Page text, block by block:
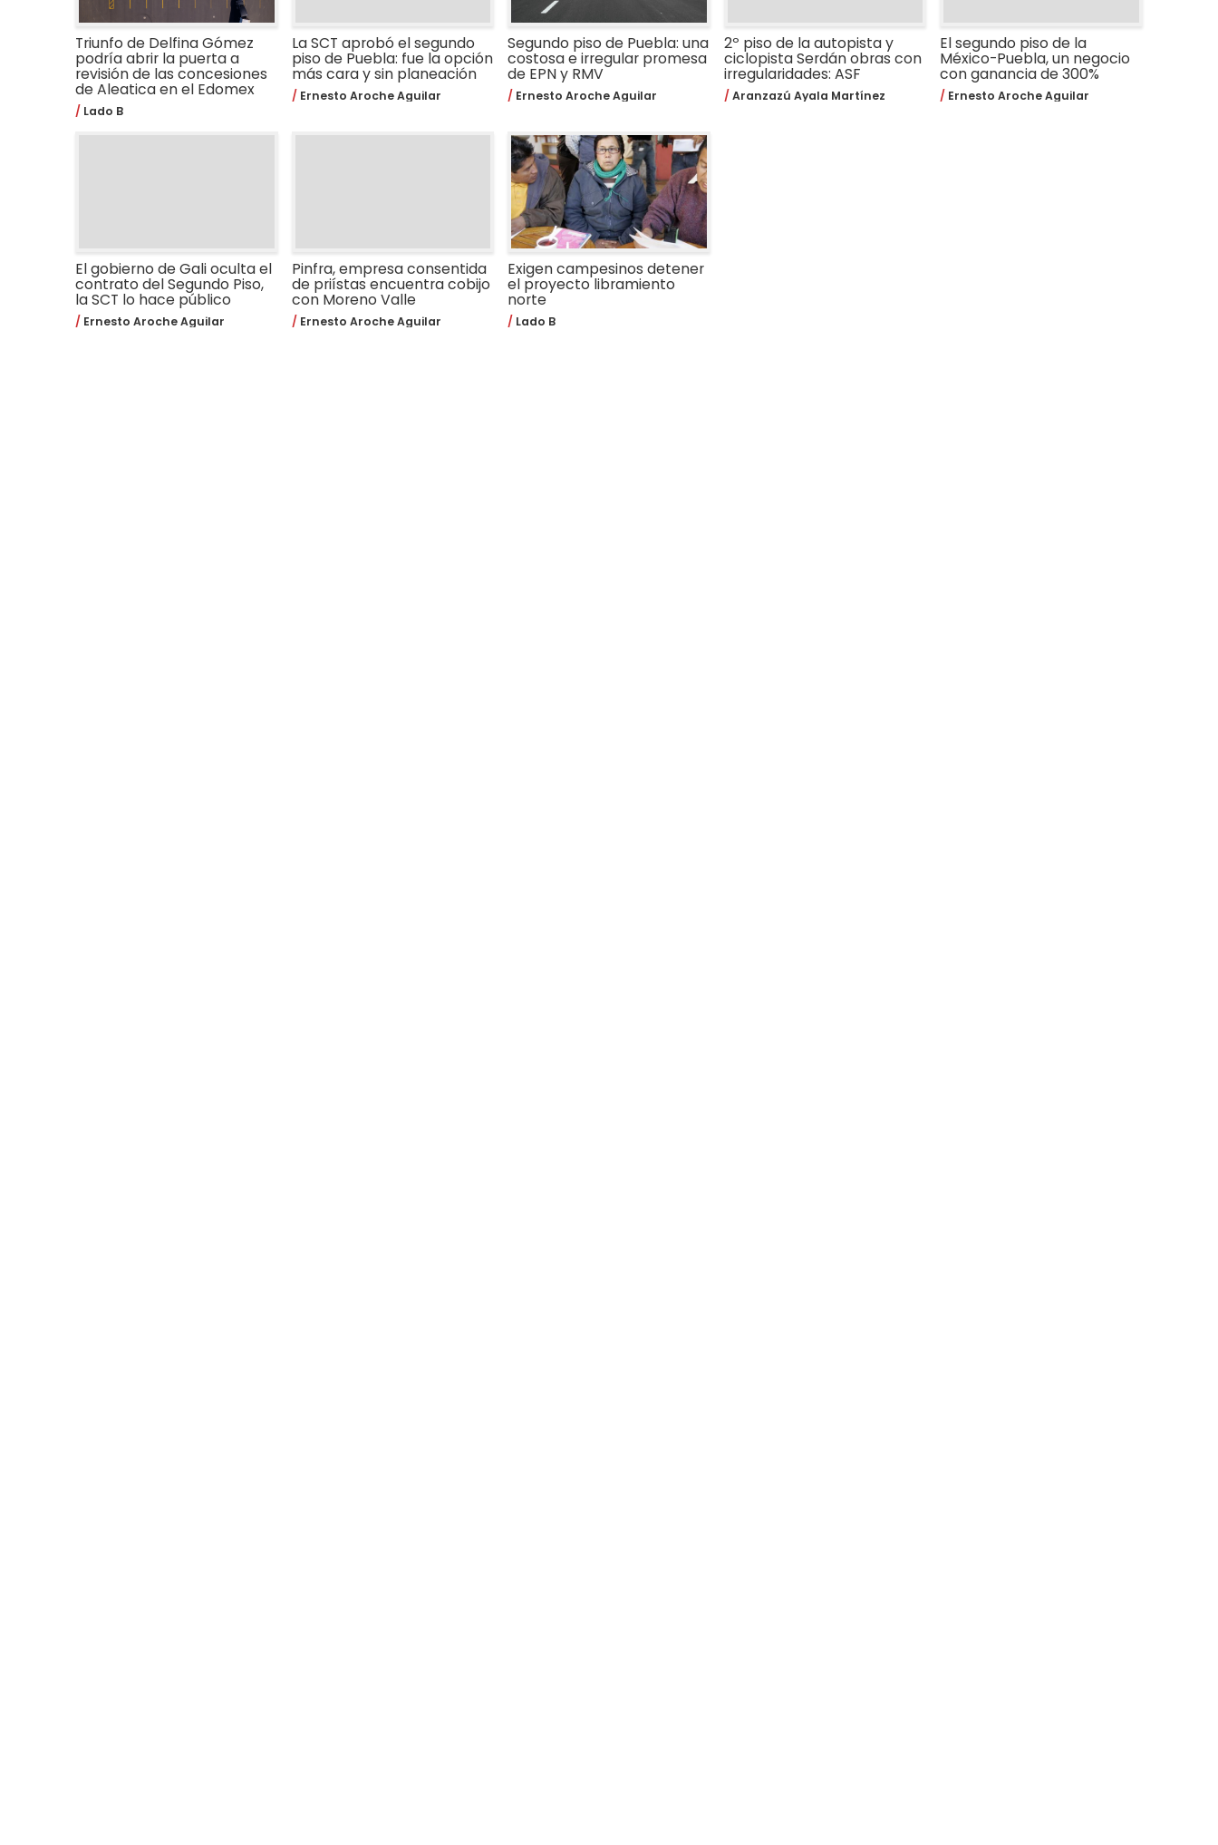
Triunfo de Delfina Gómez
podría abrir la puerta a
revisión de las concesiones
de Aleatica en el Edomex
Lado B
La SCT aprobó el segundo
piso de Puebla: fue la opción
más cara y sin planeación
Ernesto Aroche Aguilar
Segundo piso de Puebla: una
costosa e irregular promesa
de EPN y RMV
Ernesto Aroche Aguilar
2º piso de la autopista y
ciclopista Serdán obras con
irregularidades: ASF
Aranzazú Ayala Martínez
El segundo piso de la
México-Puebla, un negocio
con ganancia de 300%
Ernesto Aroche Aguilar
El gobierno de Gali oculta el
contrato del Segundo Piso,
la SCT lo hace público
Ernesto Aroche Aguilar
Pinfra, empresa consentida
de priístas encuentra cobijo
con Moreno Valle
Ernesto Aroche Aguilar
Exigen campesinos detener
el proyecto libramiento
norte
Lado B